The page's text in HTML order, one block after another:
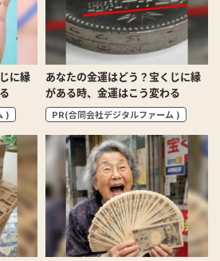
に縁
)
あなたの金運はどう？宝くじに縁
がある時、金運はこう変わる
PR(合同会社デジタルファーム )